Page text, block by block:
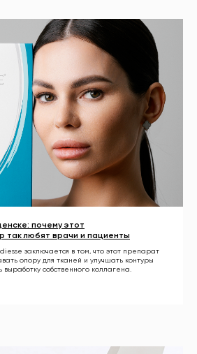
почему этот
так любят врачи и пациенты
заключается в том, что этот препарат
опору для тканей и улучшать контуры
собственного коллагена.